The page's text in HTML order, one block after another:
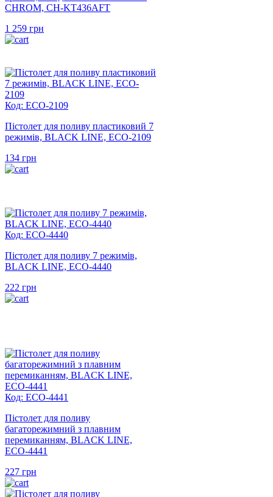
CHROM, CH-KT436AFT
1 259 грн
Код: ECO-2109
Пістолет для поливу пластиковий 7
режимів, BLACK LINE, ECO-2109
134 грн
Код: ECO-4440
Пістолет для поливу 7 режимів,
BLACK LINE, ECO-4440
222 грн
Код: ECO-4441
Пістолет для поливу
багаторежимний з плавним
перемиканням, BLACK LINE,
ECO-4441
227 грн